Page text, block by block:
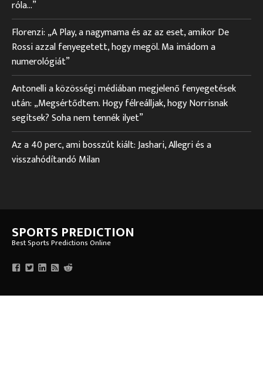
róla…”
Florenzi: „A Play, a nagymama és az az eset, amikor De
Rossi azzal fenyegetett, hogy megöl. Ma imádom a
numerológiát”
Antonelli a közösségi médiában megjelenő fenyegetések
után: „Megsértődtem. Hogy félreálljak, hogy Norrisnak
segítsek? Soha nem tennék ilyet”
Az a 40 perc, ami bosszút kiált: Jashari, Allegri és a
visszahódítandó Milan
SPORTS PREDICTION
Best Sports Predictions Online